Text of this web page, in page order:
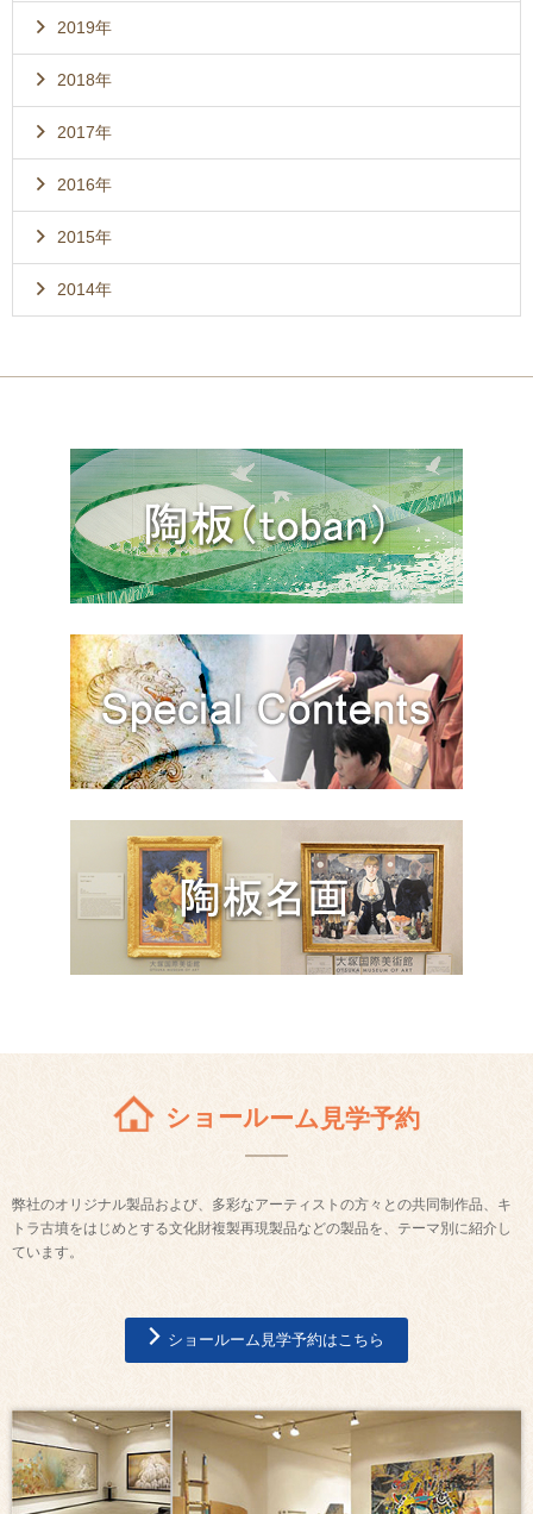
2019年
2018年
2017年
2016年
2015年
2014年
ショールーム見学予約
弊社のオリジナル製品および、多彩なアーティストの方々との共同制作品、キ
トラ古墳をはじめとする文化財複製再現製品などの製品を、テーマ別に紹介し
ています。
ショールーム見学予約はこちら